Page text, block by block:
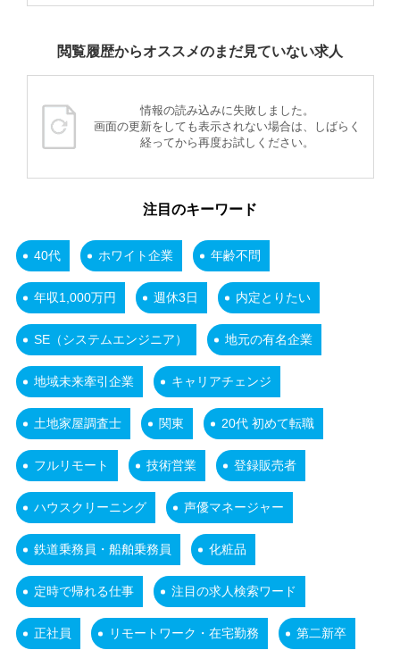
閲覧履歴からオススメのまだ見ていない求人
情報の読み込みに失敗しました。
画面の更新をしても表示されない場合は、しばらく
経ってから再度お試しください。
注目のキーワード
40代 ホワイト企業 年齢不問
年収1,000万円 週休3日 内定とりたい
SE（システムエンジニア） 地元の有名企業
地域未来牽引企業 キャリアチェンジ
土地家屋調査士 関東 20代 初めて転職
フルリモート 技術営業 登録販売者
ハウスクリーニング 声優マネージャー
鉄道乗務員・船舶乗務員 化粧品
定時で帰れる仕事 注目の求人検索ワード
正社員 リモートワーク・在宅勤務 第二新卒